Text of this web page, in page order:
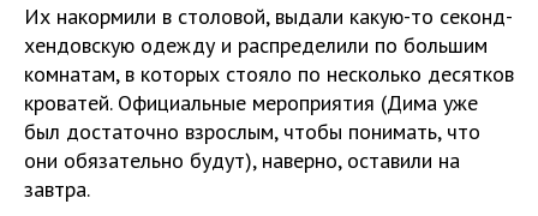
Их накормили в столовой, выдали какую-то секонд-
хендовскую одежду и распределили по большим
комнатам, в которых стояло по несколько десятков
кроватей. Официальные мероприятия (Дима уже
был достаточно взрослым, чтобы понимать, что
они обязательно будут), наверно, оставили на
завтра.